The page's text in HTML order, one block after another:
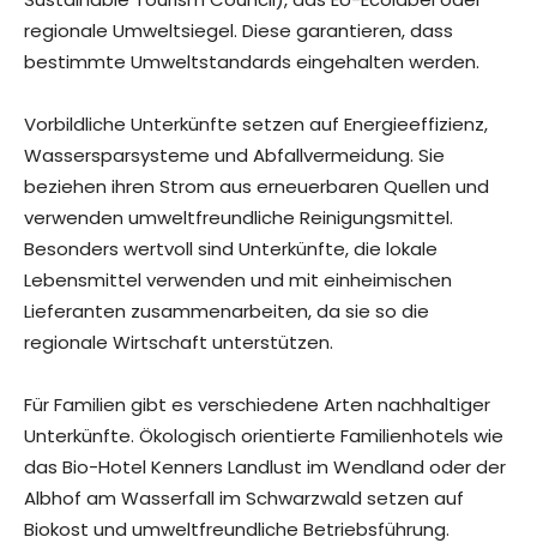
regionale Umweltsiegel. Diese garantieren, dass
bestimmte Umweltstandards eingehalten werden.
Vorbildliche Unterkünfte setzen auf Energieeffizienz,
Wassersparsysteme und Abfallvermeidung. Sie
beziehen ihren Strom aus erneuerbaren Quellen und
verwenden umweltfreundliche Reinigungsmittel.
Besonders wertvoll sind Unterkünfte, die lokale
Lebensmittel verwenden und mit einheimischen
Lieferanten zusammenarbeiten, da sie so die
regionale Wirtschaft unterstützen.
Für Familien gibt es verschiedene Arten nachhaltiger
Unterkünfte. Ökologisch orientierte Familienhotels wie
das Bio-Hotel Kenners Landlust im Wendland oder der
Albhof am Wasserfall im Schwarzwald setzen auf
Biokost und umweltfreundliche Betriebsführung.